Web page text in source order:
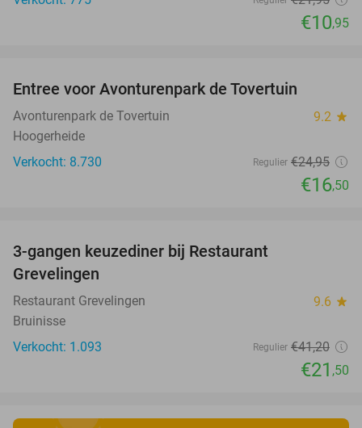
€10,95
Entree voor Avonturenpark de Tovertuin
Avonturenpark de Tovertuin 9.2 star
Hoogerheide
Verkocht: 8.730
Regulier €24,95
€16,50
3-gangen keuzediner bij Restaurant
Grevelingen
Restaurant Grevelingen 9.6 star
Bruinisse
Verkocht: 1.093
Regulier €41,20
€21 ,50